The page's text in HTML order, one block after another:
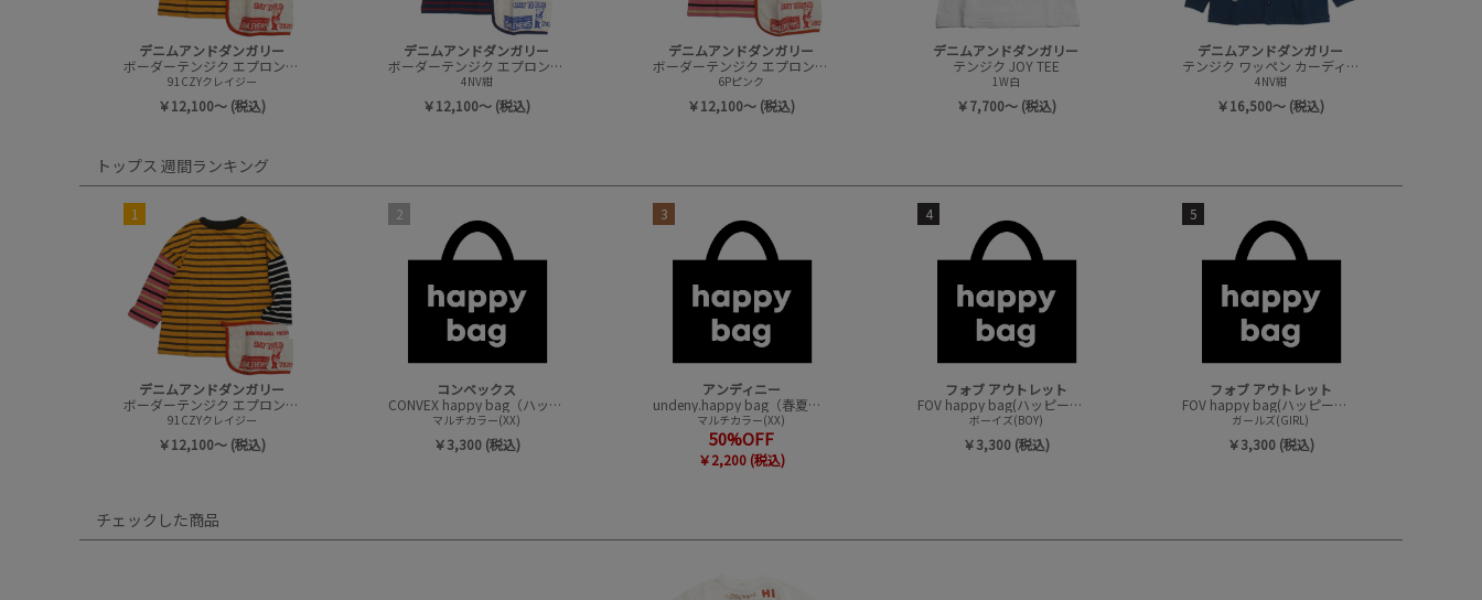
デニムアンドダンガリー
ボーダーテンジク エプロンツキ L/S TEE(8分袖)
91CZYクレイジー
￥12,100～ (税込)
デニムアンドダンガリー
ボーダーテンジク エプロンツキ L/S TEE(8分袖)
4NV紺
￥12,100～ (税込)
デニムアンドダンガリー
ボーダーテンジク エプロンツキ L/S TEE(8分袖)
6Pピンク
￥12,100～ (税込)
デニムアンドダンガリー
テンジク JOY TEE
1W白
￥7,700～ (税込)
デニムアンドダンガリー
テンジク ワッペン カーディガン
4NV紺
￥16,500～ (税込)
トップス 週間ランキング
1
デニムアンドダンガリー
ボーダーテンジク エプロンツキ L/S TEE(8分袖)
91CZYクレイジー
￥12,100～ (税込)
2
コンベックス
CONVEX happy bag（ハッピーバック）
マルチカラー(XX)
￥3,300 (税込)
3
アンディニー
undeny.happy bag（春夏アイテムハッピーバック）
マルチカラー(XX)
50%OFF
￥2,200 (税込)
4
フォブ アウトレット
FOV happy bag(ハッピーバック/トップスセット)
ボーイズ(BOY)
￥3,300 (税込)
5
フォブ アウトレット
FOV happy bag(ハッピーバック/トップスセット)
ガールズ(GIRL)
￥3,300 (税込)
チェックした商品